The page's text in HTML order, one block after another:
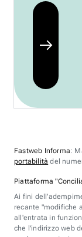
Fastweb Informa:
portabilità del
Piattaforma
Ai fini
recante "modifiche
all'entrata in
che l'indirizzo web